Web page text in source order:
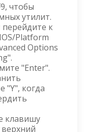
чтобы
утилит.
к
Platform
Options
"Enter".
"Y", когда
клавишу
верхний